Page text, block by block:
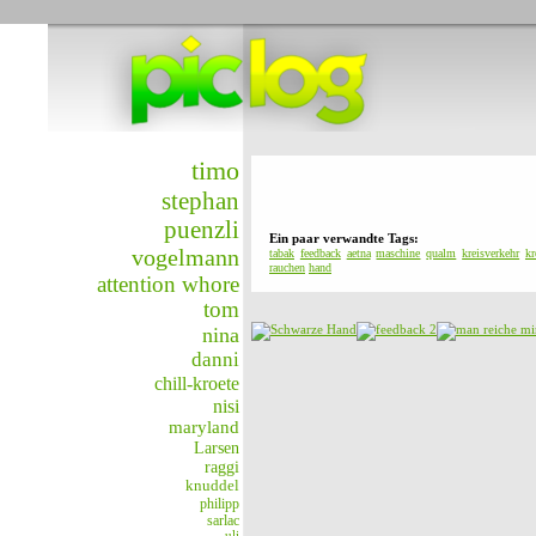
timo
stephan
puenzli
vogelmann
attention whore
tom
nina
danni
chill-kroete
nisi
maryland
Larsen
raggi
knuddel
philipp
sarlac
Ein paar verwandte Tags:
tabak feedback aetna maschine qualm kreisverkehr
rauchen hand